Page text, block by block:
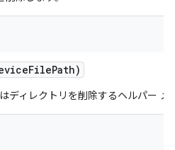
FilePath)
ディレクトリを削除するヘルパー メ